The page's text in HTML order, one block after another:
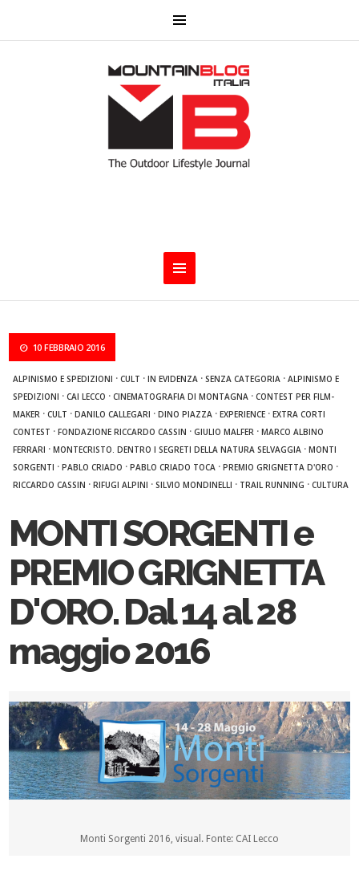
10 FEBBRAIO 2016
ALPINISMO E SPEDIZIONI ·CULT ·IN EVIDENZA ·SENZA CATEGORIA ·ALPINISMO E
SPEDIZIONI ·CAI LECCO ·CINEMATOGRAFIA DI MONTAGNA ·CONTEST PER FILM-
MAKER ·CULT ·DANILO CALLEGARI ·DINO PIAZZA ·EXPERIENCE ·EXTRA CORTI
CONTEST ·FONDAZIONE RICCARDO CASSIN ·GIULIO MALFER ·MARCO ALBINO
FERRARI ·MONTECRISTO. DENTRO I SEGRETI DELLA NATURA SELVAGGIA ·MONTI
SORGENTI ·PABLO CRIADO ·PABLO CRIADO TOCA ·PREMIO GRIGNETTA D'ORO ·
RICCARDO CASSIN ·RIFUGI ALPINI ·SILVIO MONDINELLI · TRAIL RUNNING ·CULTURA
MONTI SORGENTI e
PREMIO GRIGNETTA
D'ORO. Dal 14 al 28
maggio 2016
Monti Sorgenti 2016, visual. Fonte: CAI Lecco